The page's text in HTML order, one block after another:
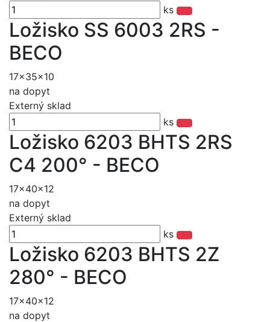
ks
Ložisko SS 6003 2RS -
BECO
17x35x10
na dopyt
Externý sklad
ks
Ložisko 6203 BHTS 2RS
C4 200° - BECO
17x40x12
na dopyt
Externý sklad
ks
Ložisko 6203 BHTS 2Z
280° - BECO
17x40x12
na dopyt